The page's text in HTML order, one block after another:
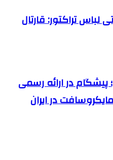
لباس تراکتور: قارتال
در ارائه رسمی
در ایران